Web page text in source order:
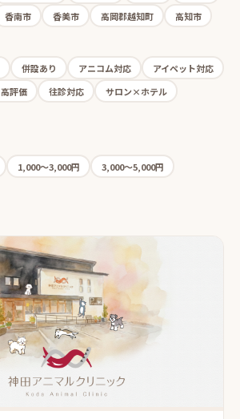
香南市 香美市 高岡郡越知町 高知市
併設あり アニコム対応
アイペット対応
高評価 往診対応
サロン×ホテル
1,000〜3,000円
3,000〜5,000円